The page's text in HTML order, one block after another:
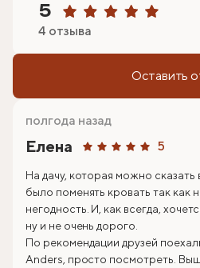
5
4 отзыва
Оставить
Елена 5
полгода назад
На дачу, которая можно
было поменять кровать так как
негодность. И, как всегда,
ну и не очень дорого.
По рекомендации друзей
Anders, просто посмотреть.